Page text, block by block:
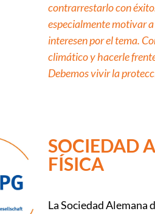
contrarrestarlo con
especialmente motivar
interesen por el tema.
climático y hacerle
Debemos vivir la
SOCIEDAD
FÍSICA
La Sociedad Alemana